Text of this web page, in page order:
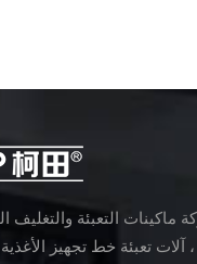
ماكينات التعبئة